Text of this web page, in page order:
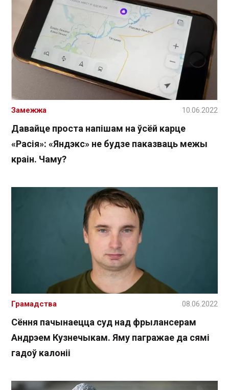
Давайце проста напішам на ўсёй карце
«Расія»: «Яндэкс» не будзе паказваць межы
краін. Чаму?
Замежжа 10.06.2022
Сёння пачынаецца суд над фрылансерам
Андрэем Кузнечыкам. Яму пагражае да сямі
гадоў калоніі
Грамадства 08.06.2022